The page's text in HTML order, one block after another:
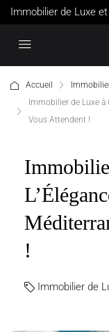
Immobilier de Luxe
Accueil
Immobilier de Luxe à
Vous Attendent !
!
Immobilier de